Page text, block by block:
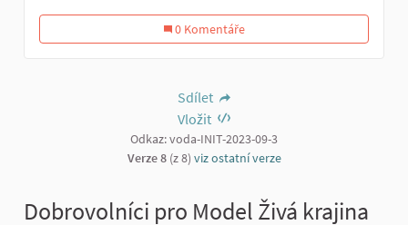
0 Komentáře
Sdílet
Vložit
Odkaz: voda-INIT-2023-09-3
Verze 8(z 8) viz ostatní verze
Dobrovolníci pro Model Živá krajina